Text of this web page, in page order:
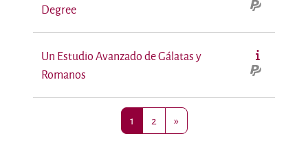
Degree
Un Estudio Avanzado de Gálatas y
Romanos
1 Página 1
2Página 2
»Siguiente página